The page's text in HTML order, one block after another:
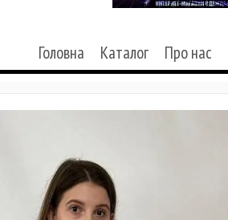
Головна Каталог Про нас